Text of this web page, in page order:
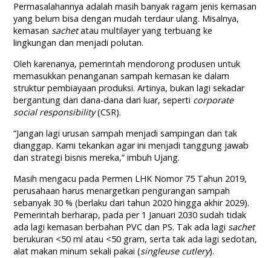
Permasalahannya adalah masih banyak ragam jenis kemasan
yang belum bisa dengan mudah terdaur ulang. Misalnya,
kemasan sachetatau multilayer yang terbuang ke
lingkungan dan menjadi polutan.
Oleh karenanya, pemerintah mendorong produsen untuk
memasukkan penanganan sampah kemasan ke dalam
struktur pembiayaan produksi. Artinya, bukan lagi sekadar
bergantung dari dana-dana dari luar, seperti corporate
social responsibility(CSR).
“Jangan lagi urusan sampah menjadi sampingan dan tak
dianggap. Kami tekankan agar ini menjadi tanggung jawab
dan strategi bisnis mereka,” imbuh Ujang.
Masih mengacu pada Permen LHK Nomor 75 Tahun 2019,
perusahaan harus menargetkan pengurangan sampah
sebanyak 30 % (berlaku dari tahun 2020 hingga akhir 2029).
Pemerintah berharap, pada per 1 Januari 2030 sudah tidak
ada lagi kemasan berbahan PVC dan PS. Tak ada lagi sachet
berukuran <50 ml atau <50 gram, serta tak ada lagi sedotan,
alat makan minum sekali pakai (singleuse cutlery).